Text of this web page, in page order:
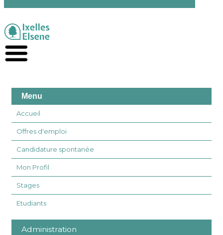
Menu
Accueil
Offres d'emploi
Candidature spontanée
Mon Profil
Stages
Etudiants
Administration